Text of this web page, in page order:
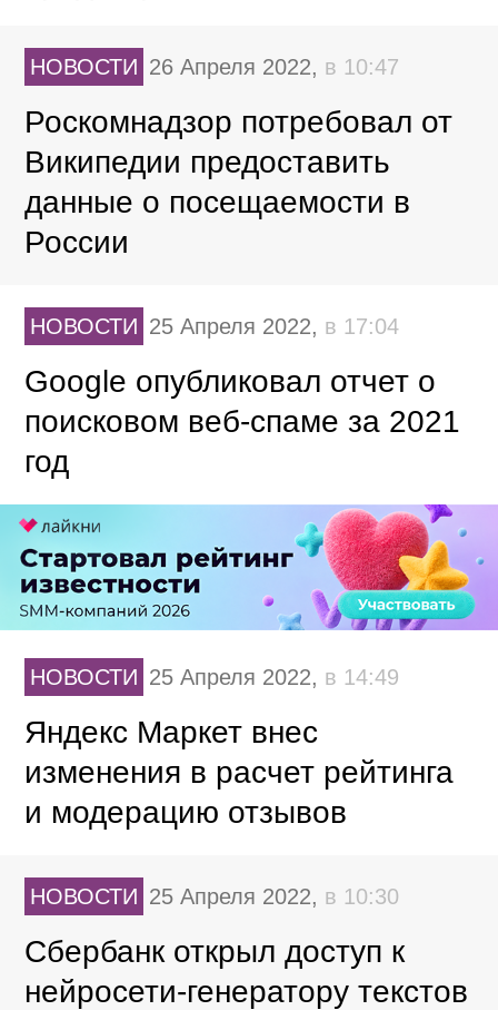
НОВОСТИ 26 Апреля 2022, в 10:47
Роскомнадзор потребовал от
Википедии предоставить
данные о посещаемости в
России
НОВОСТИ 25 Апреля 2022, в 17:04
Google опубликовал отчет о
поисковом веб-спаме за 2021
год
НОВОСТИ 25 Апреля 2022, в 14:49
Яндекс Маркет внес
изменения в расчет рейтинга
и модерацию отзывов
НОВОСТИ 25 Апреля 2022, в 10:30
Сбербанк открыл доступ к
нейросети-генератору текстов